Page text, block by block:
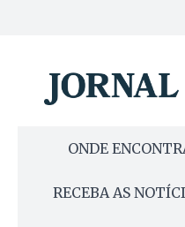
ONDE
RECEBA AS